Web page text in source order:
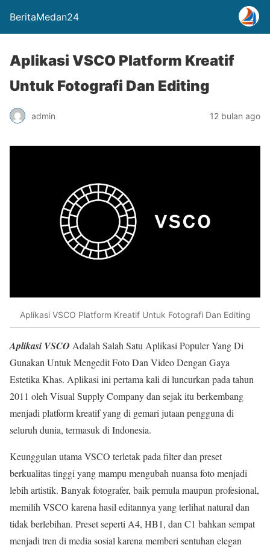
BeritaMedan24
Aplikasi VSCO Platform Kreatif
Untuk Fotografi Dan Editing
admin 12 bulan ago
Aplikasi VSCO Platform Kreatif Untuk Fotografi Dan Editing
Aplikasi VSCO Adalah Salah Satu Aplikasi Populer Yang Di
Gunakan Untuk Mengedit Foto Dan Video Dengan Gaya
Estetika Khas. Aplikasi ini pertama kali di luncurkan pada tahun
2011 oleh Visual Supply Company dan sejak itu berkembang
menjadi platform kreatif yang di gemari jutaan pengguna di
seluruh dunia, termasuk di Indonesia.
Keunggulan utama VSCO terletak pada filter dan preset
berkualitas tinggi yang mampu mengubah nuansa foto menjadi
lebih artistik. Banyak fotografer, baik pemula maupun profesional,
memilih VSCO karena hasil editannya yang terlihat natural dan
tidak berlebihan. Preset seperti A4, HB1, dan C1 bahkan sempat
menjadi tren di media sosial karena memberi sentuhan elegan